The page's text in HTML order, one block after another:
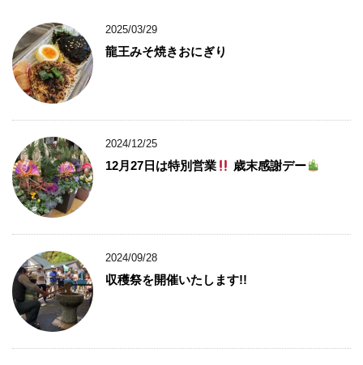
2025/03/29
龍王みそ焼きおにぎり
2024/12/25
12月27日は特別営業 歳末感謝デー
2024/09/28
収穫祭を開催いたします!!